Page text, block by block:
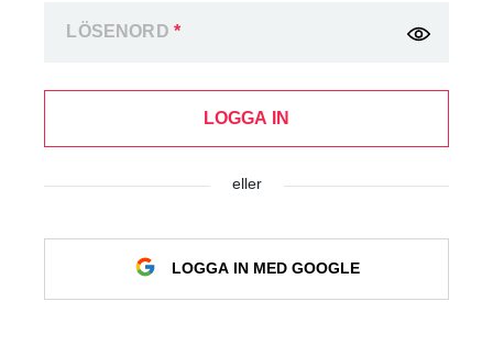
LÖSENORD *
LOGGA IN
eller
LOGGA IN MED GOOGLE